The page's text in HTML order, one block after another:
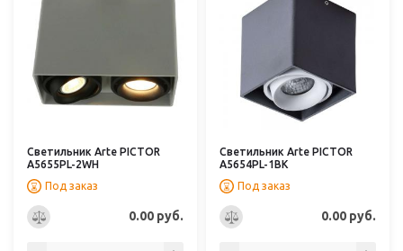
Светильник Arte PICTOR
A5655PL-2WH
Под заказ
0.00 руб.
Светильник Arte PICTOR
A5654PL-1BK
Под заказ
0.00 руб.